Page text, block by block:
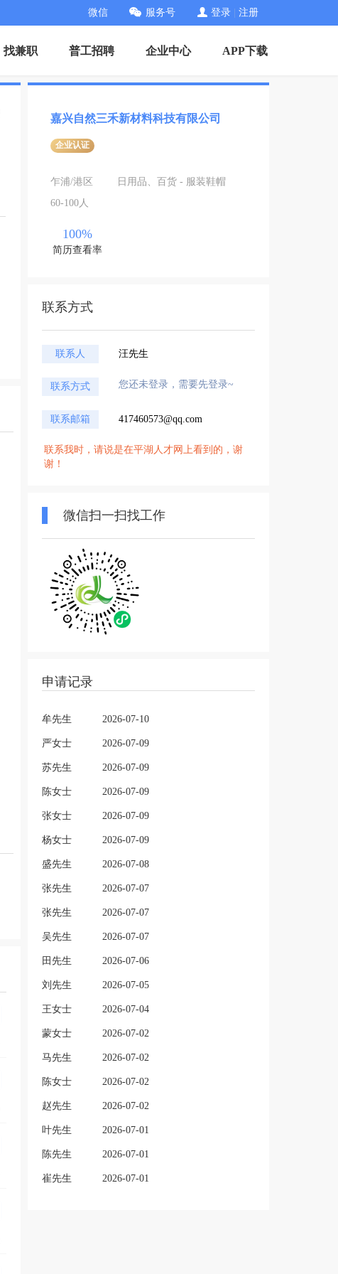
微信 服务号 登录 注册
找兼职 普工招聘 企业中心 APP下载
嘉兴自然三禾新材料科技有限公司
企业认证
乍浦/港区
日用品、百货 - 服装鞋帽
60-100人
100%
简历查看率
联系方式
联系人 汪先生
联系方式 您还未登录，需要先登录~
联系邮箱 417460573@qq.com
联系我时，请说是在平湖人才网上看到的，谢
谢！
微信扫一扫找工作
申请记录
牟先生 2026-07-10
严女士 2026-07-09
苏先生 2026-07-09
陈女士 2026-07-09
张女士 2026-07-09
杨女士 2026-07-09
盛先生 2026-07-08
张先生 2026-07-07
张先生 2026-07-07
吴先生 2026-07-07
田先生 2026-07-06
刘先生 2026-07-05
王女士 2026-07-04
蒙女士 2026-07-02
马先生 2026-07-02
陈女士 2026-07-02
赵先生 2026-07-02
叶先生 2026-07-01
陈先生 2026-07-01
崔先生 2026-07-01